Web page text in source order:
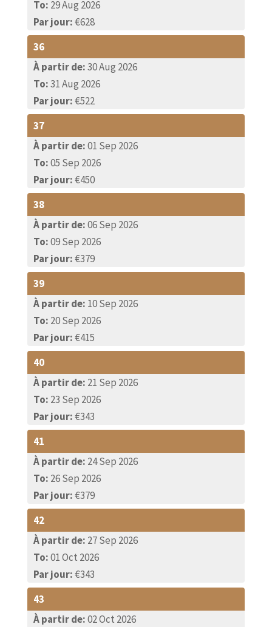
baignoire et l'autre avec douche. La chambre
située au bout du couloir dispose d'une grande
terrasse avec deux transats, d'où vous pourrez
admirer une vue splendide sur la mer.
To: 29 Aug 2026
Par jour:€628
36
À partir de:30 Aug 2026
To:31 Aug 2026
Par jour:€522
37
À partir de:01 Sep 2026
To:05 Sep 2026
Par jour:€450
38
À partir de:06 Sep 2026
To:09 Sep 2026
Par jour:€379
39
À partir de: 10 Sep 2026
To: 20 Sep 2026
Par jour:€415
40
À partir de: 21 Sep 2026
To: 23 Sep 2026
Par jour:€343
41
À partir de: 24 Sep 2026
To: 26 Sep 2026
Par jour:€379
42
À partir de: 27 Sep 2026
To:01 Oct 2026
Par jour:€343
43
À partir de:02 Oct 2026